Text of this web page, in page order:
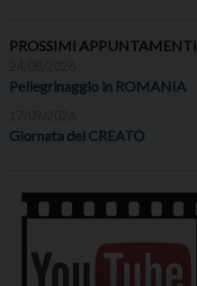
PROSSIMI APPUNTAMENTI
Pellegrinaggio in ROMANIA
Giornata del CREATO